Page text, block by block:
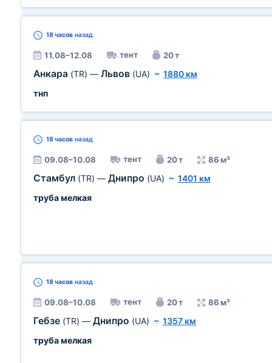
18 часов назад
11.08–12.08 тент 20 т
Анкара (TR) — Львов (UA) ~ 1880 км
тнп
18 часов назад
09.08–10.08 тент 20 т 86 м³
Стамбул (TR) — Днипро (UA) ~ 1401 км
труба мелкая
18 часов назад
09.08–10.08 тент 20 т 86 м³
Гебзе (TR) — Днипро (UA) ~ 1357 км
труба мелкая